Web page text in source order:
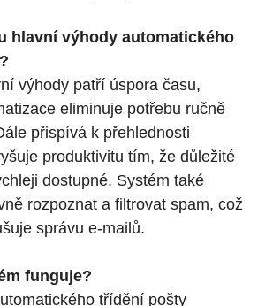
hlavní výhody automatického
výhody patří úspora času,
eliminuje potřebu ručně
přispívá k přehlednosti
produktivitu tím, že důležité
dostupné. Systém také
rozpoznat a filtrovat spam, což
správu e-mailů.
funguje?
třídění pošty